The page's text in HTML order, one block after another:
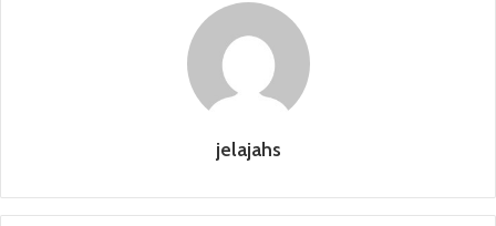
jelajahs